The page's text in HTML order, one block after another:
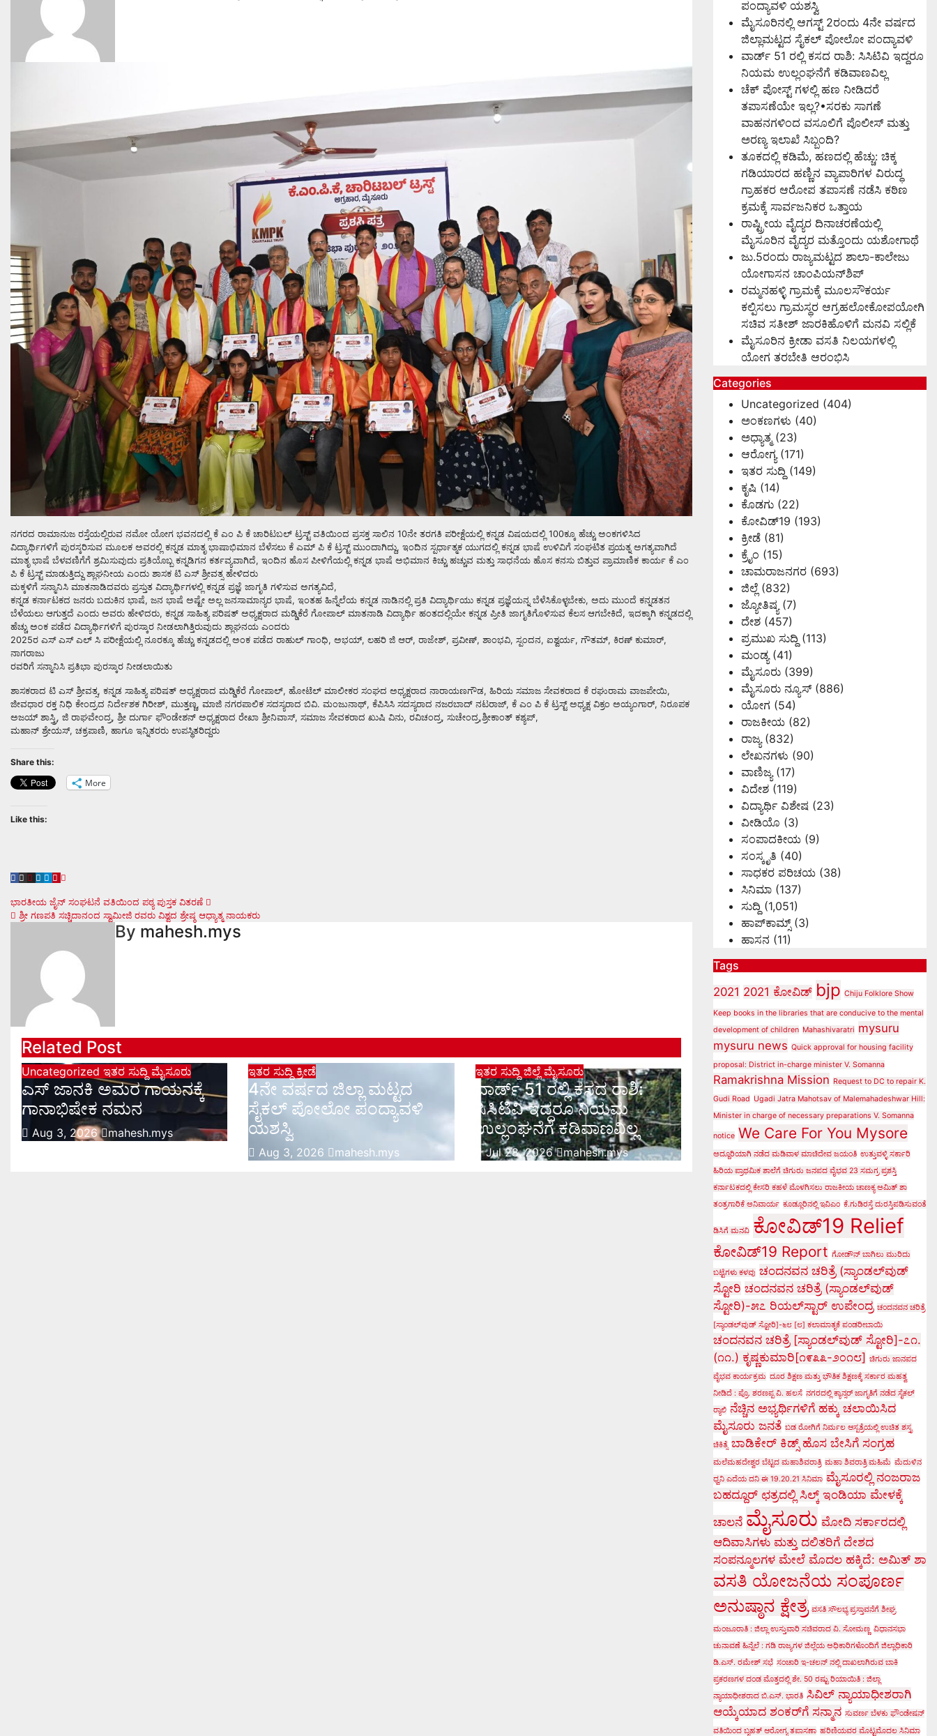
ನಗರದ ರಾಮಾನುಜ ರಸ್ತೆಯಲ್ಲಿರುವ ನಮೋ ಯೋಗ ಭವನದಲ್ಲಿ ಕೆ ಎಂ ಪಿ ಕೆ ಚಾರಿಟಬಲ್ ಟ್ರಸ್ಟ್ ವತಿಯಿಂದ ಪ್ರಸಕ್ತ ಸಾಲಿನ 10ನೇ ತರಗತಿ ಪರೀಕ್ಷೆಯಲ್ಲಿ ಕನ್ನಡ ವಿಷಯದಲ್ಲಿ 100ಕ್ಕೂ ಹೆಚ್ಚು ಅಂಕಗಳಿಸಿದ
ವಿದ್ಯಾರ್ಥಿಗಳಿಗೆ ಪುರಸ್ಕರಿಸುವ ಮೂಲಕ ಅವರಲ್ಲಿ ಕನ್ನಡ ಮಾತೃ ಭಾಷಾಭಿಮಾನ ಬೆಳೆಸಲು ಕೆ ಎಮ್ ಪಿ ಕೆ ಟ್ರಸ್ಟ್ ಮುಂದಾಗಿದ್ದು, ಇಂದಿನ ಸ್ಪರ್ಧಾತ್ಮಕ ಯುಗದಲ್ಲಿ ಕನ್ನಡ ಭಾಷೆ ಉಳಿವಿಗೆ ಸಂಘಟಿತ ಪ್ರಯತ್ನ ಅಗತ್ಯವಾಗಿದೆ
ಮಾತೃ ಭಾಷೆ ಬೆಳವಣಿಗೆಗೆ ಶ್ರಮಿಸುವುದು ಪ್ರತಿಯೊಬ್ಬ ಕನ್ನಡಿಗನ ಕರ್ತವ್ಯವಾಗಿದೆ, ಇಂದಿನ ಹೊಸ ಪೀಳಿಗೆಯಲ್ಲಿ ಕನ್ನಡ ಭಾಷೆ ಅಭಿಮಾನ ಕಿಚ್ಚು ಹಚ್ಚುವ ಮತ್ತು ಸಾಧನೆಯ ಹೊಸ ಕನಸು ಬಿತ್ತುವ ಪ್ರಾಮಾಣಿಕ ಕಾರ್ಯ ಕೆ ಎಂ
ಪಿ ಕೆ ಟ್ರಸ್ಟ್ ಮಾಡುತ್ತಿದ್ದು ಶ್ಲಾಘನೀಯ ಎಂದು ಶಾಸಕ ಟಿ ಎಸ್ ಶ್ರೀವತ್ಸ ಹೇಳಿದರು
ಮಕ್ಕಳಿಗೆ ಸನ್ಮಾನಿಸಿ ಮಾತನಾಡಿದವರು ಪ್ರಸ್ತುತ ವಿದ್ಯಾರ್ಥಿಗಳಲ್ಲಿ ಕನ್ನಡ ಪ್ರಜ್ಞೆ ಜಾಗೃತಿ ಗಳಿಸುವ ಅಗತ್ಯವಿದೆ,
ಕನ್ನಡ ಕರ್ನಾಟಕದ ಜನರು ಬದುಕಿನ ಭಾಷೆ, ಜನ ಭಾಷೆ ಅಷ್ಟೇ ಅಲ್ಲ ಜನಸಾಮಾನ್ಯರ ಭಾಷೆ, ಇಂತಹ ಹಿನ್ನೆಲೆಯ ಕನ್ನಡ ನಾಡಿನಲ್ಲಿ ಪ್ರತಿ ವಿದ್ಯಾರ್ಥಿಯು ಕನ್ನಡ ಪ್ರಜ್ಞೆಯನ್ನ ಬೆಳೆಸಿಕೊಳ್ಳಬೇಕು, ಅದು ಮುಂದೆ ಕನ್ನಡತನ
ಬೆಳೆಯಲು ಆಗುತ್ತದೆ ಎಂದು ಅವರು ಹೇಳಿದರು, ಕನ್ನಡ ಸಾಹಿತ್ಯ ಪರಿಷತ್ ಅಧ್ಯಕ್ಷರಾದ ಮಡ್ಡಿಕೆರೆ ಗೋಪಾಲ್ ಮಾತನಾಡಿ ವಿದ್ಯಾರ್ಥಿ ಹಂತದಲ್ಲಿಯೇ ಕನ್ನಡ ಪ್ರೀತಿ ಜಾಗೃತಿಗೊಳಿಸುವ ಕೆಲಸ ಆಗಬೇಕಿದೆ, ಇದಕ್ಕಾಗಿ ಕನ್ನಡದಲ್ಲಿ
ಹೆಚ್ಚು ಅಂಕ ಪಡೆದ ವಿದ್ಯಾರ್ಥಿಗಳಿಗೆ ಪುರಸ್ಕಾರ ನೀಡಲಾಗಿತ್ತಿರುವುದು ಶ್ಲಾಘನಯ ಎಂದರು
2025ರ ಎಸ್ ಎಸ್ ಎಲ್ ಸಿ ಪರೀಕ್ಷೆಯಲ್ಲಿ ನೂರಕ್ಕೂ ಹೆಚ್ಚು ಕನ್ನಡದಲ್ಲಿ ಅಂಕ ಪಡೆದ ರಾಹುಲ್ ಗಾಂಧಿ, ಅಭಯ್, ಲಹರಿ ಜಿ ಆರ್, ರಾಜೇಶ್, ಪ್ರವೀಣ್, ಶಾಂಭವಿ, ಸ್ಪಂದನ, ಐಶ್ವರ್ಯ, ಗೌತಮ್, ಕಿರಣ್ ಕುಮಾರ್,
ನಾಗರಾಜು
ರವರಿಗೆ ಸನ್ಮಾನಿಸಿ ಪ್ರತಿಭಾ ಪುರಸ್ಕಾರ ನೀಡಲಾಯಿತು
ಶಾಸಕರಾದ ಟಿ ಎಸ್ ಶ್ರೀವತ್ಸ, ಕನ್ನಡ ಸಾಹಿತ್ಯ ಪರಿಷತ್ ಅಧ್ಯಕ್ಷರಾದ ಮಡ್ಡಿಕೆರೆ ಗೋಪಾಲ್, ಹೋಟೆಲ್ ಮಾಲೀಕರ ಸಂಘದ ಅಧ್ಯಕ್ಷರಾದ ನಾರಾಯಣಗೌಡ, ಹಿರಿಯ ಸಮಾಜ ಸೇವಕರಾದ ಕೆ ರಘುರಾಮ ವಾಜಪೇಯಿ,
ಜೀವಧಾರ ರಕ್ತ ನಿಧಿ ಕೇಂದ್ರದ ನಿರ್ದೇಶಕ ಗಿರೀಶ್, ಮುತ್ತಣ್ಣ, ಮಾಜಿ ನಗರಪಾಲಿಕ ಸದಸ್ಯರಾದ ಬಿವಿ. ಮಂಜುನಾಥ್, ಕೆಪಿಸಿಸಿ ಸದಸ್ಯರಾದ ನಜರಬಾದ್ ನಟರಾಜ್, ಕೆ ಎಂ ಪಿ ಕೆ ಟ್ರಸ್ಟ್ ಅಧ್ಯಕ್ಷ ವಿಕ್ರಂ ಅಯ್ಯಂಗಾರ್, ನಿರೂಪಕ
ಅಜಯ್ ಶಾಸ್ತ್ರಿ, ಜಿ ರಾಘವೇಂದ್ರ, ಶ್ರೀ ದುರ್ಗಾ ಫೌಂಡೇಶನ್ ಅಧ್ಯಕ್ಷರಾದ ರೇಖಾ ಶ್ರೀನಿವಾಸ್, ಸಮಾಜ ಸೇವಕರಾದ ಖುಷಿ ವಿನು, ರವಿಚಂದ್ರ, ಸುಚೇಂದ್ರ,ಶ್ರೀಕಾಂತ್ ಕಶ್ಯಪ್,
ಮಹಾನ್ ಶ್ರೇಯಸ್, ಚಕ್ರಪಾಣಿ, ಹಾಗೂ ಇನ್ನಿತರರು ಉಪಸ್ಥಿತರಿದ್ದರು
Share this:
More
Like this:
Post
navigation
ಭಾರತೀಯ ಜೈನ್ ಸಂಘಟನೆ ವತಿಯಿಂದ ಪಠ್ಯ ಪುಸ್ತಕ ವಿತರಣೆ
ಶ್ರೀ ಗಣಪತಿ ಸಚ್ಚಿದಾನಂದ ಸ್ವಾಮೀಜಿ ರವರು ವಿಶ್ವದ ಶ್ರೇಷ್ಠ ಆಧ್ಯಾತ್ಮ ನಾಯಕರು
By mahesh.mys
Related Post
Uncategorized ಇತರ ಸುದ್ದಿ ಮೈಸೂರು
ಎಸ್ ಜಾನಕಿ ಅಮರ ಗಾಯನಕ್ಕೆ
ಗಾನಾಭಿಷೇಕ ನಮನ
Aug 3, 2026 mahesh.mys
ಇತರ ಸುದ್ದಿ ಕ್ರೀಡೆ
4ನೇ ವರ್ಷದ ಜಿಲ್ಲಾ ಮಟ್ಟದ
ಸೈಕಲ್ ಪೋಲೋ ಪಂದ್ಯಾವಳಿ
ಯಶಸ್ವಿ
Aug 3, 2026 mahesh.mys
ಇತರ ಸುದ್ದಿ ಜಿಲ್ಲೆ ಮೈಸೂರು
ವಾರ್ಡ್ 51 ರಲ್ಲಿ ಕಸದ ರಾಶಿ:
ಸಿಸಿಟಿವಿ ಇದ್ದರೂ ನಿಯಮ
ಉಲ್ಲಂಘನೆಗೆ ಕಡಿವಾಣವಿಲ್ಲ
Jul 28, 2026 mahesh.mys
ಪಂದ್ಯಾವಳಿ ಯಶಸ್ವಿ
ಮೈಸೂರಿನಲ್ಲಿ ಆಗಸ್ಟ್‌ 2ರಂದು 4ನೇ ವರ್ಷದ
ಜಿಲ್ಲಾಮಟ್ಟದ ಸೈಕಲ್ ಪೋಲೋ ಪಂದ್ಯಾವಳಿ
ವಾರ್ಡ್ 51 ರಲ್ಲಿ ಕಸದ ರಾಶಿ: ಸಿಸಿಟಿವಿ ಇದ್ದರೂ
ನಿಯಮ ಉಲ್ಲಂಘನೆಗೆ ಕಡಿವಾಣವಿಲ್ಲ
ಚೆಕ್ ಪೋಸ್ಟ್ ಗಳಲ್ಲಿ ಹಣ ನೀಡಿದರೆ
ತಪಾಸಣೆಯೇ ಇಲ್ಲ?•ಸರಕು ಸಾಗಣೆ
ವಾಹನಗಳಿಂದ ವಸೂಲಿಗೆ ಪೊಲೀಸ್ ಮತ್ತು
ಅರಣ್ಯ ಇಲಾಖೆ ಸಿಬ್ಬಂದಿ?
ತೂಕದಲ್ಲಿ ಕಡಿಮೆ, ಹಣದಲ್ಲಿ ಹೆಚ್ಚು: ಚಿಕ್ಕ
ಗಡಿಯಾರದ ಹಣ್ಣಿನ ವ್ಯಾಪಾರಿಗಳ ವಿರುದ್ಧ
ಗ್ರಾಹಕರ ಆರೋಪ ತಪಾಸಣೆ ನಡೆಸಿ ಕಠಿಣ
ಕ್ರಮಕ್ಕೆ ಸಾರ್ವಜನಿಕರ ಒತ್ತಾಯ
ರಾಷ್ಟ್ರೀಯ ವೈದ್ಯರ ದಿನಾಚರಣೆಯಲ್ಲಿ
ಮೈಸೂರಿನ ವೈದ್ಯರ ಮತ್ತೊಂದು ಯಶೋಗಾಥೆ
ಜು.5ರಂದು ರಾಜ್ಯಮಟ್ಟದ ಶಾಲಾ-ಕಾಲೇಜು
ಯೋಗಾಸನ ಚಾಂಪಿಯನ್‌ಶಿಪ್
ರಮ್ಮನಹಳ್ಳಿ ಗ್ರಾಮಕ್ಕೆ ಮೂಲಸೌಕರ್ಯ
ಕಲ್ಪಿಸಲು ಗ್ರಾಮಸ್ಥರ ಆಗ್ರಹಲೋಕೋಪಯೋಗಿ
ಸಚಿವ ಸತೀಶ್ ಜಾರಕಿಹೊಳಿಗೆ ಮನವಿ ಸಲ್ಲಿಕೆ
ಮೈಸೂರಿನ ಕ್ರೀಡಾ ವಸತಿ ನಿಲಯಗಳಲ್ಲಿ
ಯೋಗ ತರಬೇತಿ ಆರಂಭಿಸಿ
Categories
Uncategorized (404)
ಅಂಕಣಗಳು (40)
ಅಧ್ಯಾತ್ಮ(23)
ಆರೋಗ್ಯ(171)
ಇತರ ಸುದ್ದಿ (149)
ಕೃಷಿ (14)
ಕೊಡಗು (22)
ಕೋವಿಡ್19 (193)
ಕ್ರೀಡೆ (81)
ಕ್ರೈಂ (15)
ಚಾಮರಾಜನಗರ (693)
ಜಿಲ್ಲೆ (832)
ಜ್ಯೋತಿಷ್ಯ(7)
ದೇಶ (457)
ಪ್ರಮುಖ ಸುದ್ದಿ (113)
ಮಂಡ್ಯ(41)
ಮೈಸೂರು (399)
ಮೈಸೂರು ನ್ಯೂಸ್(886)
ಯೋಗ (54)
ರಾಜಕೀಯ (82)
ರಾಜ್ಯ(832)
ಲೇಖನಗಳು (90)
ವಾಣಿಜ್ಯ(17)
ವಿದೇಶ (119)
ವಿದ್ಯಾರ್ಥಿ ವಿಶೇಷ (23)
ವೀಡಿಯೊ (3)
ಸಂಪಾದಕೀಯ (9)
ಸಂಸ್ಕೃತಿ (40)
ಸಾಧಕರ ಪರಿಚಯ (38)
ಸಿನಿಮಾ (137)
ಸುದ್ದಿ (1,051)
ಹಾಪ್‌ಕಾಮ್ಸ್‌(3)
ಹಾಸನ (11)
Tags
2021 2021 ಕೋವಿಡ್‌ bjp Chiju Folklore Show
Keep books in the libraries that are conducive to the mental
development of children Mahashivaratri mysuru
mysuru news Quick approval for housing facility
proposal: District in-charge minister V. Somanna
Ramakrishna Mission Request to DC to repair K.
Gudi Road Ugadi Jatra Mahotsav of Malemahadeshwar Hill:
Minister in charge of necessary preparations V. Somanna
notice We Care For You Mysore
ಅದ್ದೂರಿಯಾಗಿ ನಡೆದ ಮಡಿವಾಳ ಮಾಚಿದೇವ ಜಯಂತಿ ಉತ್ತುವಳ್ಳಿ ಸರ್ಕಾರಿ
ಹಿರಿಯ ಪ್ರಾಥಮಿಕ ಶಾಲೆಗೆ ಚಿಗುರು ಜನಪದ ವೈಭವ 23 ಸಮಗ್ರ ಪ್ರಶಸ್ತಿ
ಕರ್ನಾಟಕದಲ್ಲಿ ಕೇಸರಿ ಕಹಳೆ ಮೊಳಗಿಸಲು ರಾಜಕೀಯ ಚಾಣಕ್ಯ ಅಮಿತ್ ಶಾ
ತಂತ್ರಗಾರಿಕೆ ಅನಿವಾರ್ಯ ಕೂಡ್ಲೂರಿನಲ್ಲಿ ಇವಿಎಂ ಕೆ.ಗುಡಿರಸ್ತೆ ದುರಸ್ತಿಪಡಿಸುವಂತೆ
ಡಿಸಿಗೆ ಮನವಿ ಕೋವಿಡ್‌19 Relief
ಕೋವಿಡ್‌19 Report ಗೋಡೌನ್ ಬಾಗಿಲು ಮುರಿದು
ಬಟ್ಟೆಗಳು ಕಳವು ಚಂದನವನ ಚರಿತ್ರೆ (ಸ್ಯಾಂಡಲ್‌ವುಡ್
ಸ್ಟೋರಿ ಚಂದನವನ ಚರಿತ್ರೆ (ಸ್ಯಾಂಡಲ್‌ವುಡ್
ಸ್ಟೋರಿ)-೫೭ ರಿಯಲ್‌ಸ್ಟಾರ್ ಉಪೇಂದ್ರ ಚಂದನವನ ಚರಿತ್ರೆ
[ಸ್ಯಾಂಡಲ್‌ವುಡ್ ಸ್ಟೋರಿ]-೬೮ [೮] ಕಲಾಮಾತೃಕೆ ಪಂಡರೀಬಾಯಿ
ಚಂದನವನ ಚರಿತ್ರೆ [ಸ್ಯಾಂಡಲ್‌ವುಡ್ ಸ್ಟೋರಿ]-೭೧.
(೧೧.) ಕೃಷ್ಣಕುಮಾರಿ[೧೯೩೩-೨೦೧೮] ಚಿಗುರು ಜಾನಪದ
ವೈಭವ ಕಾರ್ಯಕ್ರಮ ದೂರ ಶಿಕ್ಷಣ ಮತ್ತು ಭೌತಿಕ ಶಿಕ್ಷಣಕ್ಕೆ ಸರ್ಕಾರ ಮಹತ್ವ
ನೀಡಿದೆ : ಪ್ರೊ. ಶರಣಪ್ಪ ವಿ. ಹಲಸೆ ನಗರದಲ್ಲಿ ಕ್ಯಾನ್ಸರ್ ಜಾಗೃತಿಗೆ ನಡೆದ ಸೈಕಲ್
ರ್‍ಯಾಲಿ ನೆಚ್ಚಿನ ಅಭ್ಯರ್ಥಿಗಳಿಗೆ ಹಕ್ಕು ಚಲಾಯಿಸಿದ
ಮೈಸೂರು ಜನತೆ ಬಡ ರೋಗಿಗೆ ನಿರ್ಮಲ ಆಸ್ಪತ್ರೆಯಲ್ಲಿ ಉಚಿತ ಶಸ್ತೃ
ಚಿಕಿತ್ಸೆ ಬಾಡಿಕೇರ್ ಕಿಡ್ಸ್ ಹೊಸ ಬೇಸಿಗೆ ಸಂಗ್ರಹ
ಮಲೆಮಹದೇಶ್ವರ ಬೆಟ್ಟದ ಮಹಾಶಿವರಾತ್ರಿ ಮಹಾ ಶಿವರಾತ್ರಿ ಮಹಿಮೆ ಮೆದುಳಿನ
ಧ್ವನಿ ಎದೆಯ ದನಿ ಈ 19.20.21 ಸಿನಿಮಾ ಮೈಸೂರಲ್ಲಿ ನಂಜರಾಜ
ಬಹದ್ದೂರ್ ಛತ್ರದಲ್ಲಿ ಸಿಲ್ಕ್ ಇಂಡಿಯಾ ಮೇಳಕ್ಕೆ
ಚಾಲನೆ ಮೈಸೂರು ಮೋದಿ ಸರ್ಕಾರದಲ್ಲಿ
ಆದಿವಾಸಿಗಳು ಮತ್ತು ದಲಿತರಿಗೆ ದೇಶದ
ಸಂಪನ್ಮೂಲಗಳ ಮೇಲೆ ಮೊದಲ ಹಕ್ಕಿದೆ: ಅಮಿತ್ ಶಾ
ವಸತಿ ಯೋಜನೆಯ ಸಂಪೂರ್ಣ
ಅನುಷ್ಠಾನ ಕ್ಷೇತ್ರ ವಸತಿ ಸೌಲಭ್ಯ ಪ್ರಸ್ತಾವನೆಗೆ ಶೀಘ್ರ
ಮಂಜೂರಾತಿ : ಜಿಲ್ಲಾ ಉಸ್ತುವಾರಿ ಸಚಿವರಾದ ವಿ. ಸೋಮಣ್ಣ ವಿಧಾನಸಭಾ
ಚುನಾವಣೆ ಹಿನ್ನೆಲೆ : ಗಡಿ ರಾಜ್ಯಗಳ ಜಿಲ್ಲೆಯ ಅಧಿಕಾರಿಗಳೊಂದಿಗೆ ಜಿಲ್ಲಾಧಿಕಾರಿ
ಡಿ.ಎಸ್. ರಮೇಶ್ ಸಭೆ ಸಂಚಾರಿ ಇ-ಚಲನ್ ನಲ್ಲಿ ದಾಖಲಾಗಿರುವ ಬಾಕಿ
ಪ್ರಕರಣಗಳ ದಂಡ ಮೊತ್ತದಲ್ಲಿ ಶೇ. 50 ರಷ್ಟು ರಿಯಾಯಿತಿ : ಜಿಲ್ಲಾ
ನ್ಯಾಯಾಧೀಶರಾದ ಬಿ.ಎಸ್. ಭಾರತಿ ಸಿವಿಲ್ ನ್ಯಾಯಾಧೀಶರಾಗಿ
ಆಯ್ಕೆಯಾದ ಶಂಕರ್‌ಗೆ ಸನ್ಮಾನ ಸುವರ್ಣ ಬೆಳಕು ಫೌಂಡೇಷನ್
ವತಿಯಿಂದ ಬೃಹತ್ ಆರೋಗ್ಯ ತಪಾಸಣಾ ಹರಿಣಿಯವರ ಮೊಟ್ಟಮೊದಲ ಸಿನಿಮಾ